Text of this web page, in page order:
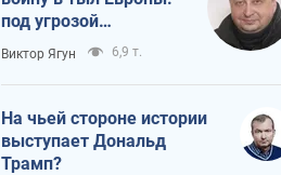
под угрозой
критическая
логистика
Виктор Ягун 6,9 т.
На чьей стороне истории
выступает Дональд
Трамп?